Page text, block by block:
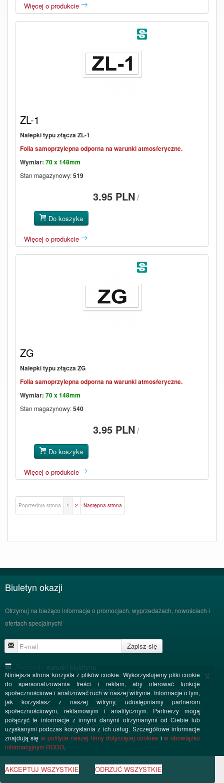
Więcej o produkcie
ZL-1
Nalepki typu złącza ZL-1
Folia samoprzylepna odporna na warunki atmosferyczne.
Wymiar:70 x 148mm
Stan magazynowy:519
3.95 PLN/
Do koszyka
Więcej o produkcie
ZG
Nalepki typu złącza ZG
Folia samoprzylepna odporna na warunki atmosferyczne.
Wymiar:70 x 148mm
Stan magazynowy:540
3.95 PLN/
Do koszyka
Więcej o produkcie
Poprzednia strona 1 2 Następna strona
Biuletyn okazji
Otrzymuj na bieżąco informacje o promocjach, wyprzedażach, nowościach i
ofertach specjalnych!
Zapisz się
Akceptuję warunki biuletynu
2017 © Drukarnia Hologramy Sp. z o.o./ Wszystkie prawa
zastrzeżone.
ul. Kościuszki 5, 05-092 Łomianki, NIP: 118-20-73-352, REGON: 143149872,
Kapitał Zakładowy: 100.000,00zł, KRS: 0000390130,
Sąd Rejonowy dla M. St. Warszawy, XIV Wydział Gospodarczy
x
Niniejsza strona korzysta z plików cookie. Wykorzystujemy pliki cookie
do spersonalizowania treści i reklam, aby oferować funkcje
społecznościowe i analizować ruch w naszej witrynie. Informacje o tym,
jak korzystasz z naszej witryny, udostępniamy partnerom
społecznościowym, reklamowym i analitycznym. Partnerzy mogą
połączyć te informacje z innymi danymi otrzymanymi od Ciebie lub
uzyskanymi podczas korzystania z ich usług. Szczegółowe informacje
znajdują się w polityce naszej firmy dotyczącej cookies iw obowiązku
informacyjnym RODO.
AKCEPTUJ WSZYSTKIE ODRZUĆ WSZYSTKIE